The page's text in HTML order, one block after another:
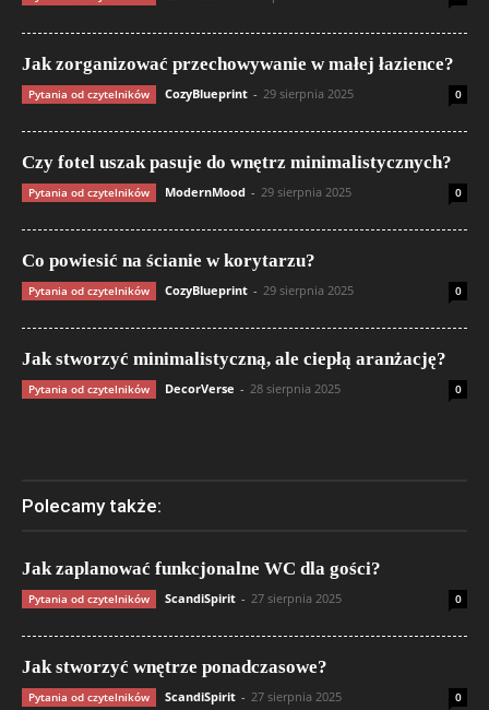
Jak zorganizować przechowywanie w małej łazience?
Pytania od czytelników CozyBlueprint - 29 sierpnia 2025 0
Czy fotel uszak pasuje do wnętrz minimalistycznych?
Pytania od czytelników ModernMood - 29 sierpnia 2025 0
Co powiesić na ścianie w korytarzu?
Pytania od czytelników CozyBlueprint - 29 sierpnia 2025 0
Jak stworzyć minimalistyczną, ale ciepłą aranżację?
Pytania od czytelników DecorVerse - 28 sierpnia 2025 0
Polecamy także:
Jak zaplanować funkcjonalne WC dla gości?
Pytania od czytelników ScandiSpirit - 27 sierpnia 2025 0
Jak stworzyć wnętrze ponadczasowe?
Pytania od czytelników ScandiSpirit - 27 sierpnia 2025 0